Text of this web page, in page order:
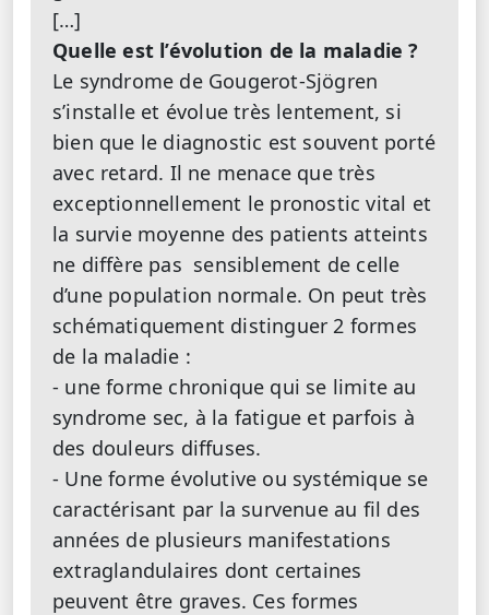
[…]
Quelle est l’évolution de la maladie ?
Le syndrome de Gougerot-Sjögren
s’installe et évolue très lentement, si
bien que le diagnostic est souvent porté
avec retard. Il ne menace que très
exceptionnellement le pronostic vital et
la survie moyenne des patients atteints
ne diffère pas sensiblement de celle
d’une population normale. On peut très
schématiquement distinguer 2 formes
de la maladie :
- une forme chronique qui se limite au
syndrome sec, à la fatigue et parfois à
des douleurs diffuses.
- Une forme évolutive ou systémique se
caractérisant par la survenue au fil des
années de plusieurs manifestations
extraglandulaires dont certaines
peuvent être graves. Ces formes